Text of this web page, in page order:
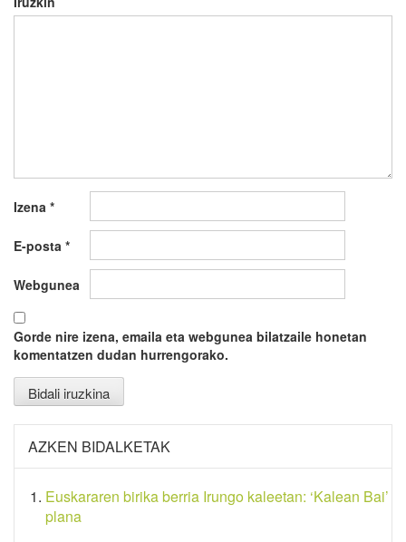
Izena *
E-posta *
Webgunea
Gorde nire izena, emaila eta webgunea bilatzaile honetan
komentatzen dudan hurrengorako.
AZKEN BIDALKETAK
Euskararen birika berria Irungo kaleetan: ‘Kalean Bai’
plana